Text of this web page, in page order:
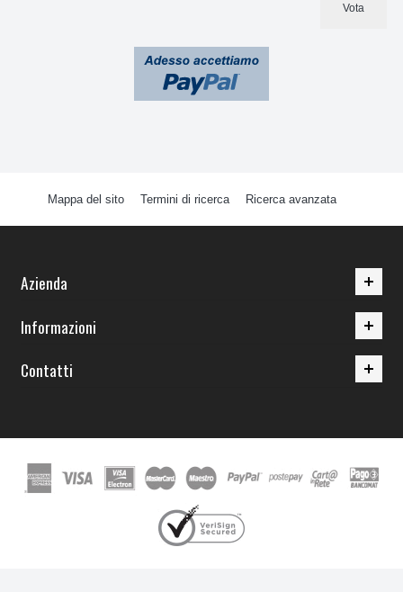
Vota
Mappa del sito Termini di ricerca Ricerca avanzata
Azienda
Informazioni
Contatti